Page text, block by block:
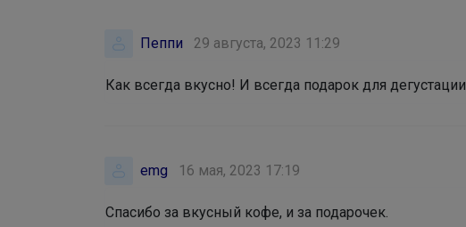
Пеппи 29 августа, 2023 11:29
Как всегда вкусно! И всегда подарок для дегустации
emg 16 мая, 2023 17:19
Спасибо за вкусный кофе, и за подарочек.